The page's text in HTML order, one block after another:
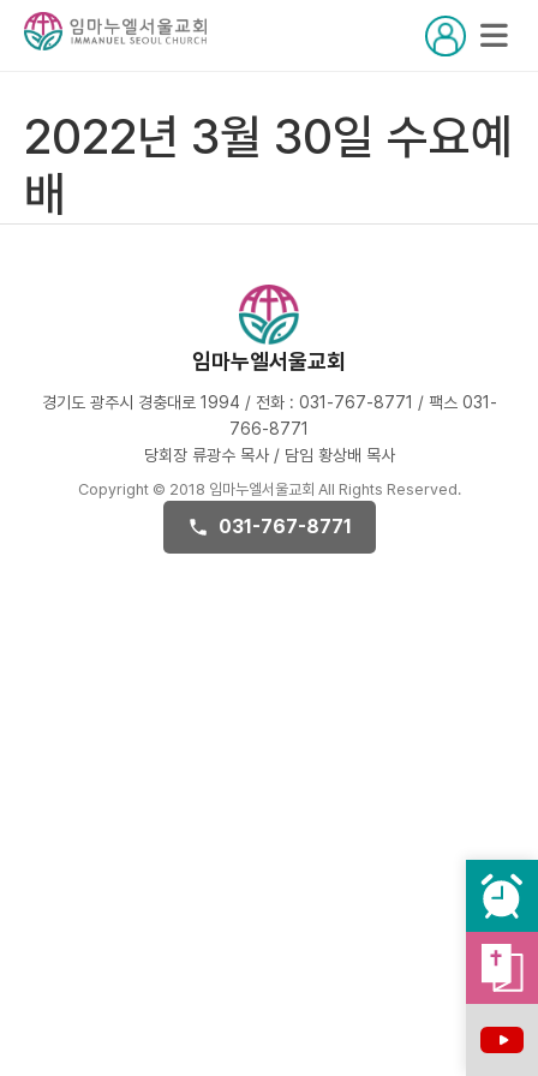
2022년 3월 30일 수요예
배
임마누엘서울교회
경기도 광주시 경충대로 1994 / 전화 : 031-767-8771 / 팩스 031-
766-8771
당회장 류광수 목사 / 담임 황상배 목사
Copyright © 2018 임마누엘서울교회 All Rights Reserved.
031-767-8771